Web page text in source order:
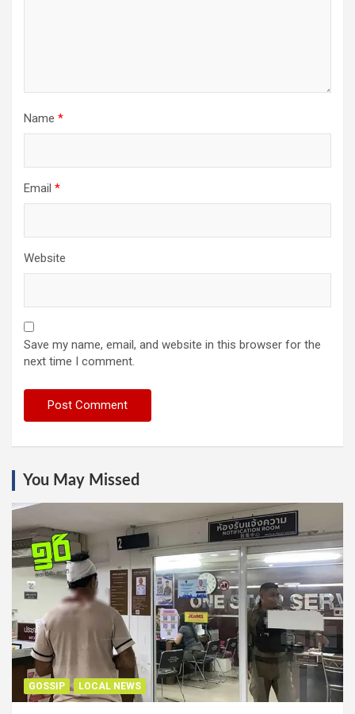
Name *
Email *
Website
Save my name, email, and website in this browser for the
next time I comment.
You May Missed
GOSSIP LOCAL NEWS